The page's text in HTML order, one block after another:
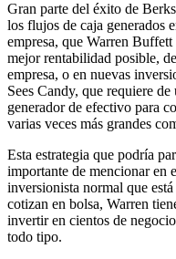
Gran parte del éxito de
los flujos de caja generados
empresa, que Warren
mejor rentabilidad posible,
empresa, o en nuevas
Sees Candy, que requiere
generador de efectivo para
varias veces más grandes
Esta estrategia que podría
importante de mencionar en
inversionista normal que
cotizan en bolsa, Warren
invertir en cientos de
todo tipo.